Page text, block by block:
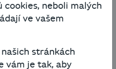
čtení
budovat –
podnikatelský elán
cookies, neboli malých
ve vašem
stránkách
vám je tak, aby